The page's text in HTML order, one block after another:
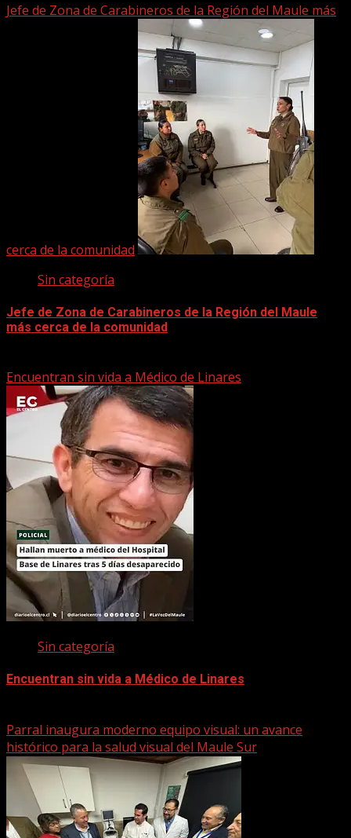
Jefe de Zona de Carabineros de la Región del Maule más
cerca de la comunidad
Sin categoría
Jefe de Zona de Carabineros de la Región del Maule
más cerca de la comunidad
Encuentran sin vida a Médico de Linares
Sin categoría
Encuentran sin vida a Médico de Linares
Parral inaugura moderno equipo visual: un avance
histórico para la salud visual del Maule Sur